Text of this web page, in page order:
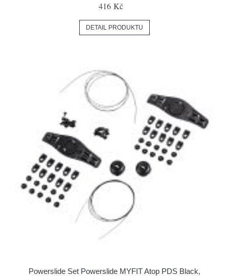
416 Kč
DETAIL PRODUKTU
Powerslide Set Powerslide MYFIT Atop PDS Black,